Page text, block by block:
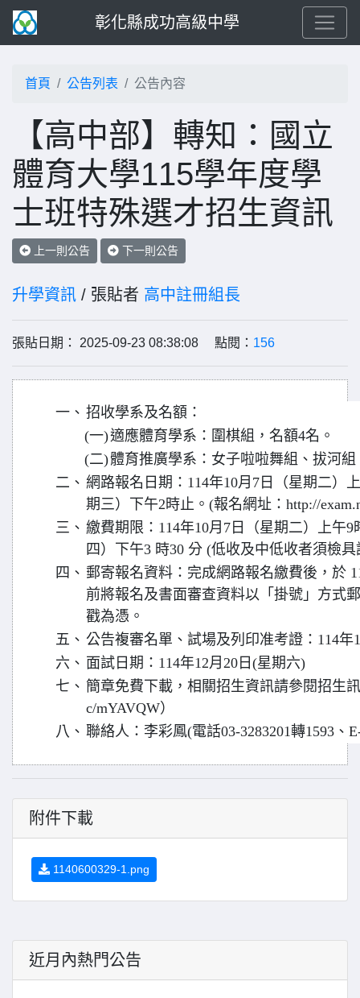
彰化縣成功高級中學
首頁 公告列表 公告內容
【高中部】轉知：國立
體育大學115學年度學
士班特殊選才招生資訊
上一則公告 下一則公告
升學資訊 / 張貼者 高中註冊組長
張貼日期： 2025-09-23 08:38:08 點閱： 156
一、 招收學系及名額：
(一)適應體育學系：圍棋組，名額4名。
(二)體育推廣學系：女子啦啦舞組、拔河
二、 網路報名日期：114年10月7日（星期二）
期三）下午2時止。(報名網址：http://
三、 繳費期限：114年10月7日（星期二）上午9
四）下午3 時30 分 (低收及中低收者須檢
四、 郵寄報名資料：完成網路報名繳費後，於
前將報名及書面審查資料以「掛號」方式
戳為憑。
五、 公告複審名單、試場及列印准考證：114年
六、 面試日期：114年12月20日(星期六)
七、 簡章免費下載，相關招生資訊請參閱招生
c/mYAVQW）
八、 聯絡人：李彩鳳(電話03-3283201轉1593、
附件下載
1140600329-1.png
近月內熱門公告